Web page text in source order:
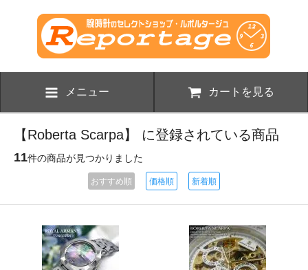
メニュー カートを見る
【Roberta Scarpa】 に登録されている商品
11件の商品が見つかりました
おすすめ順 価格順 新着順